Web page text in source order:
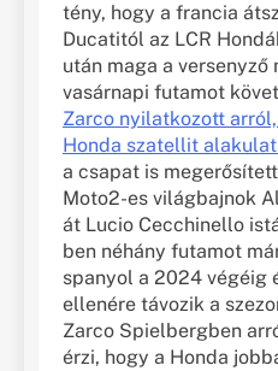
tény, hogy a francia
Ducatitól az LCR
után maga a versenyző
vasárnapi futamot
Zarco nyilatkozott
Honda szatellit
a csapat is
Moto2-es világbajnok
át Lucio Cecchinello
ben néhány futamot
spanyol a 2024 végéig
ellenére távozik a
Zarco Spielbergben
érzi, hogy a Honda